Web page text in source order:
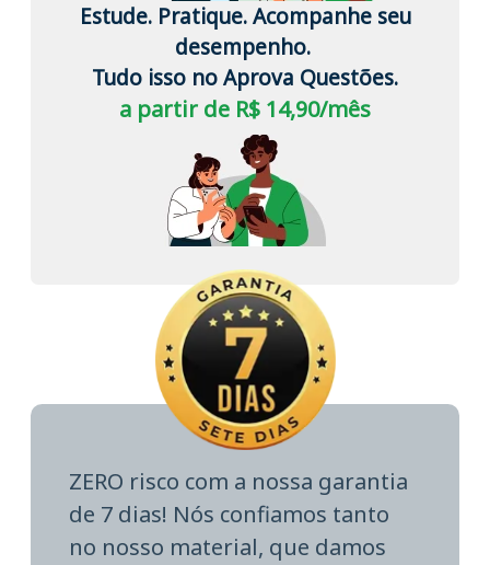
Estude. Pratique. Acompanhe seu
desempenho.
Tudo isso no Aprova Questões.
a partir de R$ 14,90/mês
ZERO risco com a nossa garantia
de 7 dias! Nós confiamos tanto
no nosso material, que damos